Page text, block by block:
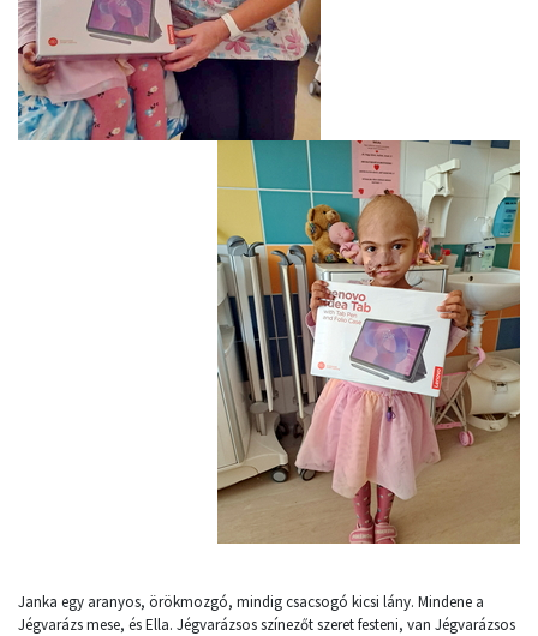
Janka egy aranyos, örökmozgó, mindig csacsogó kicsi lány. Mindene a
Jégvarázs mese, és Ella. Jégvarázsos színezőt szeret festeni, van Jégvarázsos